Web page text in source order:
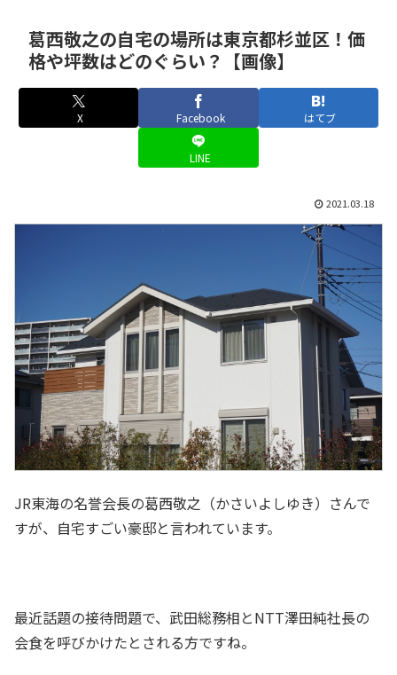
葛西敬之の自宅の場所は東京都杉並区！価
格や坪数はどのぐらい？【画像】
X Facebook はてブ
LINE
2021.03.18
JR東海の名誉会長の葛西敬之（かさいよしゆき）さんで
すが、自宅すごい豪邸と言われています。
最近話題の接待問題で、武田総務相とNTT澤田純社長の
会食を呼びかけたとされる方ですね。